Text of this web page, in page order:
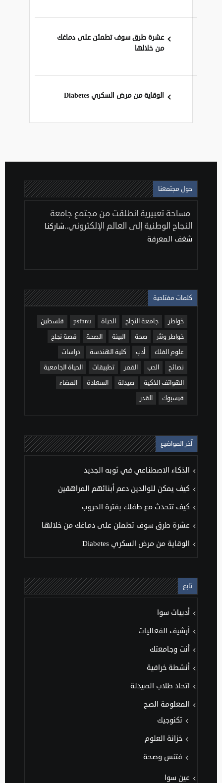
عشرة طرق سوف تطمئن على دماغك
من خلالها
الوقاية من مرض السكري Diabetes
حول مجتمعنا
مساحة تعبيرية انطلقت من مجتمع جامعة
النجاح الوطنية إلى العالم الإلكتروني..شاركنا
شغف المعرفة
كلمات مفتاحية
خواطر جامعة النجاح الحياة psfnnu
فلسطين
خواطر ونثر
صحة البيئة الصحة
قصة نجاح
علوم الفلك
أدب كلية الهندسة
دراسات
نصائح
الحب القمر تطبيقات
الحياة الجامعية
الهواتف الذكية
صيدلة السعادة
الفضاء
فيسبوك
القدر
آخر المواضيع
الذكاء الاصطناعي في ثوبه الجديد
كيف يمكن للوالدين دعم أبنائهم المراهقين
كيف تتحدث مع طفلك بفترة الحروب
عشرة طرق سوف تطمئن على دماغك من خلالها
الوقاية من مرض السكري Diabetes
تابع
أدبيات سوا
أرشيف الفعاليات
أنت وجامعتك
أنشطة خرافية
اتحاد طلاب الصيدلة
المعلومة الصح
تكنوجيك
خزانة العلوم
فتنس وصحة
عين سوا